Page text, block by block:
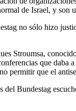
de Israel, y son
no sólo hizo
Stroumsa,
que
permitir que el
del Bundestag